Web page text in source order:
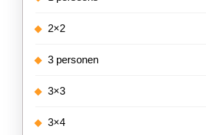
2×2
3 personen
3×3
3×4